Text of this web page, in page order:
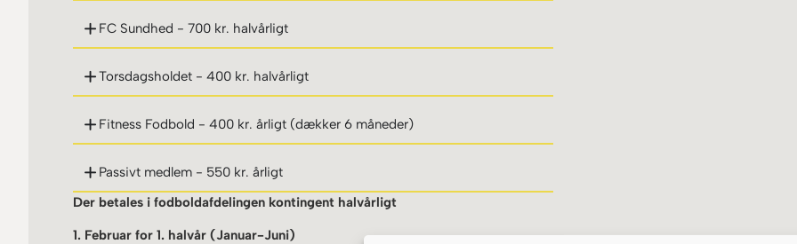
FC Sundhed - 700 kr. halvårligt
Torsdagsholdet - 400 kr. halvårligt
Fitness Fodbold - 400 kr. årligt (dækker 6 måneder)
Passivt medlem - 550 kr. årligt
Der betales i fodboldafdelingen kontingent halvårligt
1. Februar for 1. halvår (Januar-Juni)